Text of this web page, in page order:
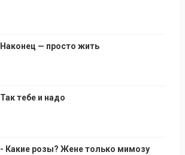
Наконец — просто жить
Так тебе и надо
- Какие розы? Жене только мимозу